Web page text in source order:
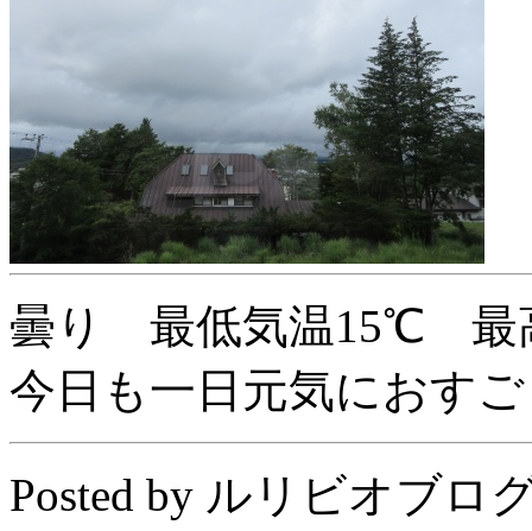
曇り 最低気温15℃ 最
今日も一日元気におす
Posted by ルリビオブロ